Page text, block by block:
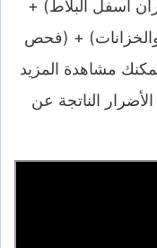
اسفل البلاط) +
+ (فحص
مشاهدة المزيد
الناتجة عن